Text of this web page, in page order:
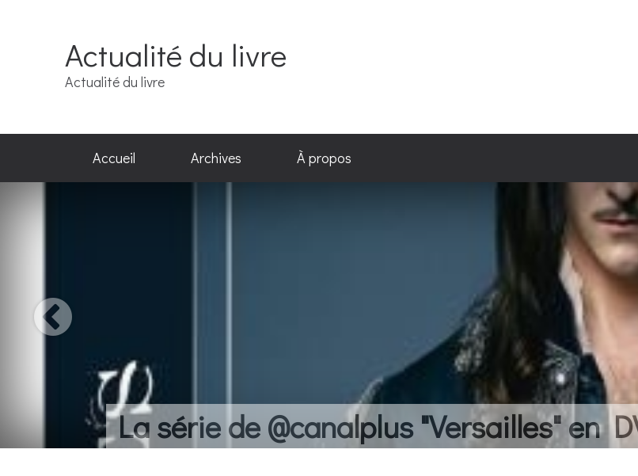
Actualité du livre
Actualité du livre
Accueil Archives À propos
La série de @canalplus "Versailles" en